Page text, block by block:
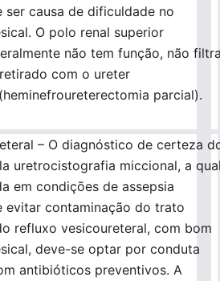
ser causa de dificuldade no
O polo renal superior
não tem função, não
com o ureter
parcial).
– O diagnóstico de certeza
uretrocistografia miccional, a
em condições de assepsia
evitar contaminação do trato
refluxo vesicoureteral, com bom
deve-se optar por conduta
antibióticos preventivos. A